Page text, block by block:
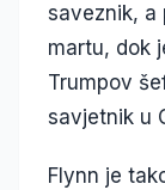
saveznik, a
martu, dok
Trumpov
savjetnik u
Flynn je